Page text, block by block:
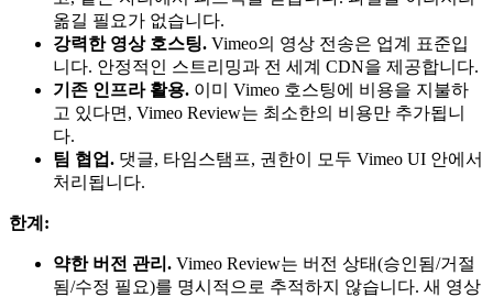
옮길 필요가 없습니다.
강력한 영상 호스팅. Vimeo의 영상 전송은 업계 표준입
니다. 안정적인 스트리밍과 전 세계 CDN을 제공합니다.
기존 인프라 활용. 이미 Vimeo 호스팅에 비용을 지불하
고 있다면, Vimeo Review는 최소한의 비용만 추가됩니
다.
팀 협업. 댓글, 타임스탬프, 권한이 모두 Vimeo UI 안에서
처리됩니다.
한계:
약한 버전 관리. Vimeo Review는 버전 상태(승인됨/거절
됨/수정 필요)를 명시적으로 추적하지 않습니다. 새 영상